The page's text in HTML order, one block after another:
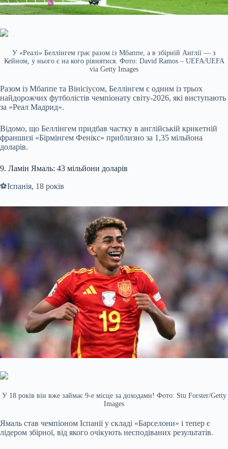
У «Реалі» Беллінгем грає разом із Мбаппе, а в збірній Англії — з
Кейном, у нього є на кого рівнятися. Фото: David Ramos – UEFA/UEFA
via Getty Images
Разом із Мбаппе та Вінісіусом, Беллінгем є одним із трьох
найдорожчих футболістів чемпіонату світу-2026, які виступають
за «Реал Мадрид».
Відомо, що Беллінгем придбав частку в англійській крикетній
франшизі «Бірмінгем Фенікс» приблизно за 1,35 мільйона
доларів.
9. Ламін Ямаль: 43 мільйони доларів
⚽️Іспанія, 18 років
У 18 років він вже займає 9-е місце за доходами! Фото: Stu Forster/Getty
Images
Ямаль став чемпіоном Іспанії у складі «Барселони» і тепер є
лідером збірної, від якого очікують несподіваних результатів.